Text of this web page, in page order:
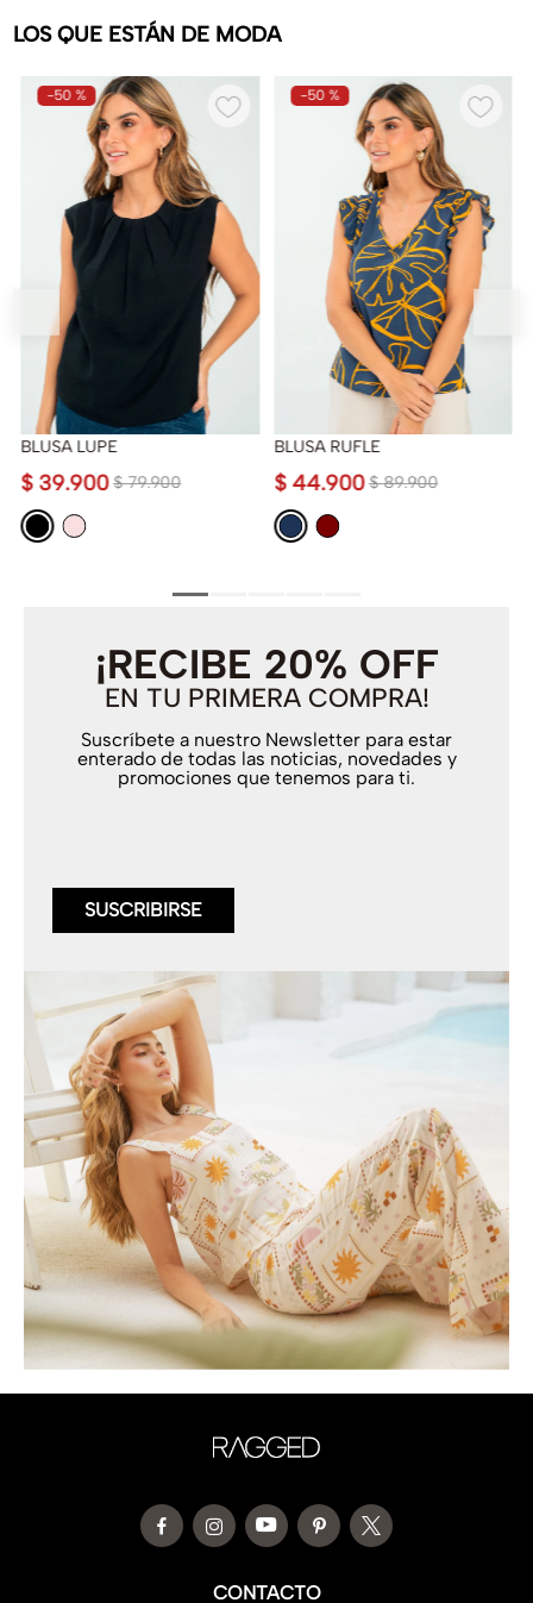
LOS QUE ESTÁN DE MODA
-50 %
BLUSA LUPE
$ 79.900
$ 39.900
-50 %
BLUSA RUFLE
$ 89.900
$ 44.900
¡RECIBE 20% OFF
EN TU PRIMERA COMPRA!
Suscríbete a nuestro Newsletter para estar
enterado de todas las noticias, novedades y
promociones que tenemos para ti.
SUSCRIBIRSE
CONTACTO